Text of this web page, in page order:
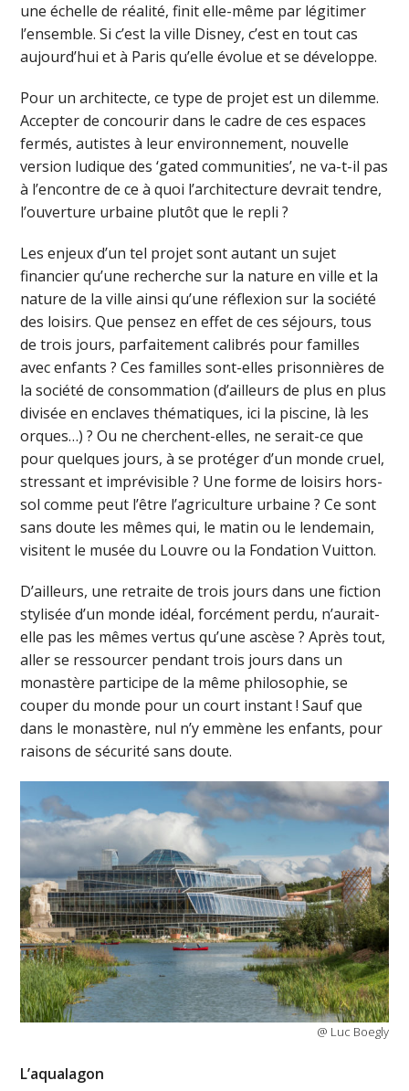
une échelle de réalité, finit elle-même par légitimer
l’ensemble. Si c’est la ville Disney, c’est en tout cas
aujourd’hui et à Paris qu’elle évolue et se développe.
Pour un architecte, ce type de projet est un dilemme.
Accepter de concourir dans le cadre de ces espaces
fermés, autistes à leur environnement, nouvelle
version ludique des ‘gated communities’, ne va-t-il pas
à l’encontre de ce à quoi l’architecture devrait tendre,
l’ouverture urbaine plutôt que le repli ?
Les enjeux d’un tel projet sont autant un sujet
financier qu’une recherche sur la nature en ville et la
nature de la ville ainsi qu’une réflexion sur la société
des loisirs. Que pensez en effet de ces séjours, tous
de trois jours, parfaitement calibrés pour familles
avec enfants ? Ces familles sont-elles prisonnières de
la société de consommation (d’ailleurs de plus en plus
divisée en enclaves thématiques, ici la piscine, là les
orques…) ? Ou ne cherchent-elles, ne serait-ce que
pour quelques jours, à se protéger d’un monde cruel,
stressant et imprévisible ? Une forme de loisirs hors-
sol comme peut l’être l’agriculture urbaine ? Ce sont
sans doute les mêmes qui, le matin ou le lendemain,
visitent le musée du Louvre ou la Fondation Vuitton.
D’ailleurs, une retraite de trois jours dans une fiction
stylisée d’un monde idéal, forcément perdu, n’aurait-
elle pas les mêmes vertus qu’une ascèse ? Après tout,
aller se ressourcer pendant trois jours dans un
monastère participe de la même philosophie, se
couper du monde pour un court instant ! Sauf que
dans le monastère, nul n’y emmène les enfants, pour
raisons de sécurité sans doute.
@ Luc Boegly
L’aqualagon